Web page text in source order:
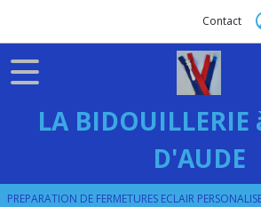
Contact
LA BIDOUILLERIE
D'AUDE
PREPARATION DE FERMETURES ECLAIR